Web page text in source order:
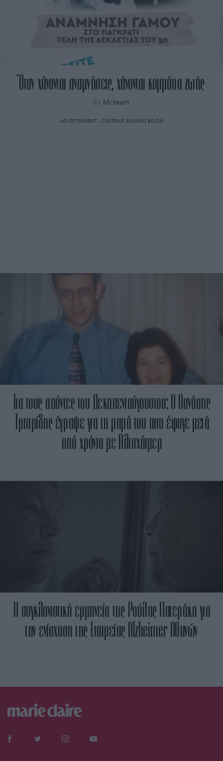
Όταν χάνονται αναμνήσεις, χάνονται κομμάτια ζωής
By Mcteam
ADVERTISEMENT - CONTINUE READING BELOW
Για τους απόντες του Δεκαπενταύγουστου: Ο Θανάσης
Τριαρίδης έγραψε για τη μαμά του που έφυγε μετά
από χρόνια με Αλτσχάιμερ
Η συγκλονιστική ερμηνεία της Ρούλας Πατεράκη για
την ενίσχυση της Εταιρείας Alzheimer Αθηνών